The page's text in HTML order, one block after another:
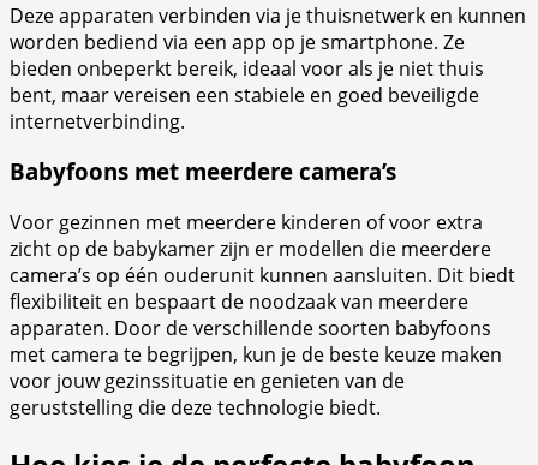
Deze apparaten verbinden via je thuisnetwerk en kunnen
worden bediend via een app op je smartphone. Ze
bieden onbeperkt bereik, ideaal voor als je niet thuis
bent, maar vereisen een stabiele en goed beveiligde
internetverbinding.
Babyfoons met meerdere camera’s
Voor gezinnen met meerdere kinderen of voor extra
zicht op de babykamer zijn er modellen die meerdere
camera’s op één ouderunit kunnen aansluiten. Dit biedt
flexibiliteit en bespaart de noodzaak van meerdere
apparaten. Door de verschillende soorten babyfoons
met camera te begrijpen, kun je de beste keuze maken
voor jouw gezinssituatie en genieten van de
geruststelling die deze technologie biedt.